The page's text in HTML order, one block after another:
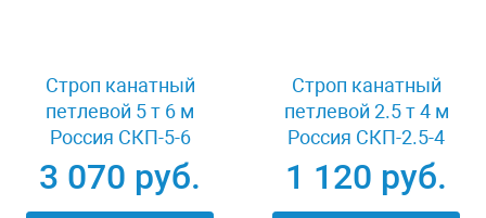
Строп канатный
петлевой 5 т 6 м
Россия СКП-5-6
3 070 руб.
Строп канатный
петлевой 2.5 т 4 м
Россия СКП-2.5-4
1 120 руб.